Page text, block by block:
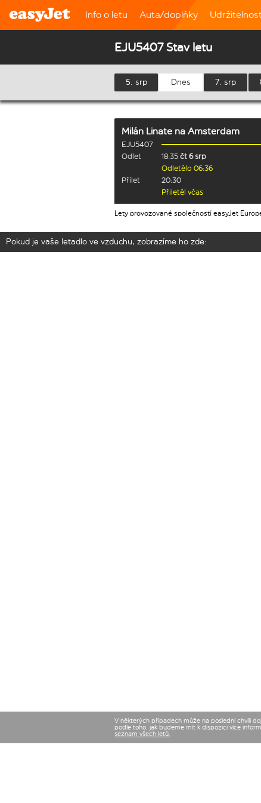
Info o letu Auta/doplňky
EJU5407 Stav letu
5. srp Dnes 7. srp
Milán Linate na Amsterdam
EJU5407
Odlet
18:35 čt 6 srp
Odletělo 06:36
Přílet
20:30
Přiletěl včas
Lety provozované společností easyJet
Pokud je vaše letadlo ve vzduchu, zobrazíme ho zde:
V některých případech může na poslední chvíli
podle toho, jak budeme mít k dispozici více
seznam všech letů.